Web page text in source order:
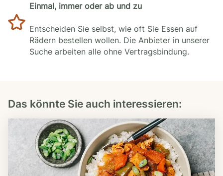
Einmal, immer oder ab und zu
Entscheiden Sie selbst, wie oft Sie Essen auf
Rädern bestellen wollen. Die Anbieter in unserer
Suche arbeiten alle ohne Vertragsbindung.
Das könnte Sie auch interessieren: